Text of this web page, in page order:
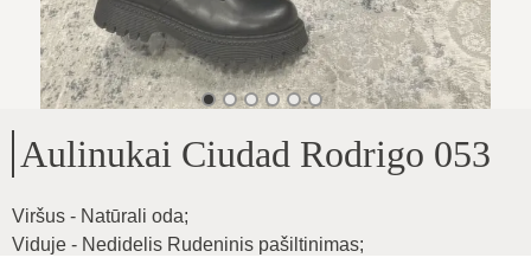
Aulinukai Ciudad Rodrigo 053
Viršus - Natūrali oda;
Viduje - Nedidelis Rudeninis pašiltinimas;